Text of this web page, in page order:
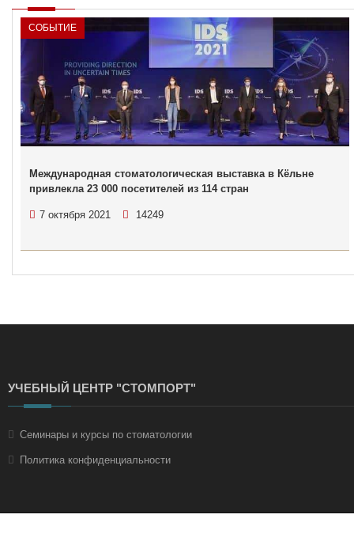
СОБЫТИЕ
Международная стоматологическая выставка в Кёльне
привлекла 23 000 посетителей из 114 стран
7 октября 2021 14249
УЧЕБНЫЙ ЦЕНТР "СТОМПОРТ"
Семинары и курсы по стоматологии
Политика конфиденциальности